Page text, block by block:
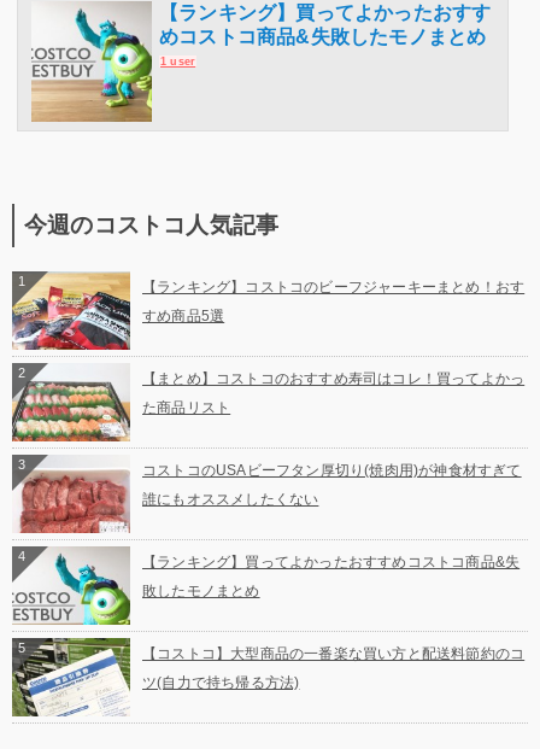
【ランキング】買ってよかったおすす
めコストコ商品&失敗したモノまとめ
1 user
今週のコストコ人気記事
1
【ランキング】コストコのビーフジャーキーまとめ！おす
すめ商品5選
2
【まとめ】コストコのおすすめ寿司はコレ！買ってよかっ
た商品リスト
3
コストコのUSAビーフタン厚切り(焼肉用)が神食材すぎて
誰にもオススメしたくない
4
【ランキング】買ってよかったおすすめコストコ商品&失
敗したモノまとめ
5
【コストコ】大型商品の一番楽な買い方と配送料節約のコ
ツ(自力で持ち帰る方法)